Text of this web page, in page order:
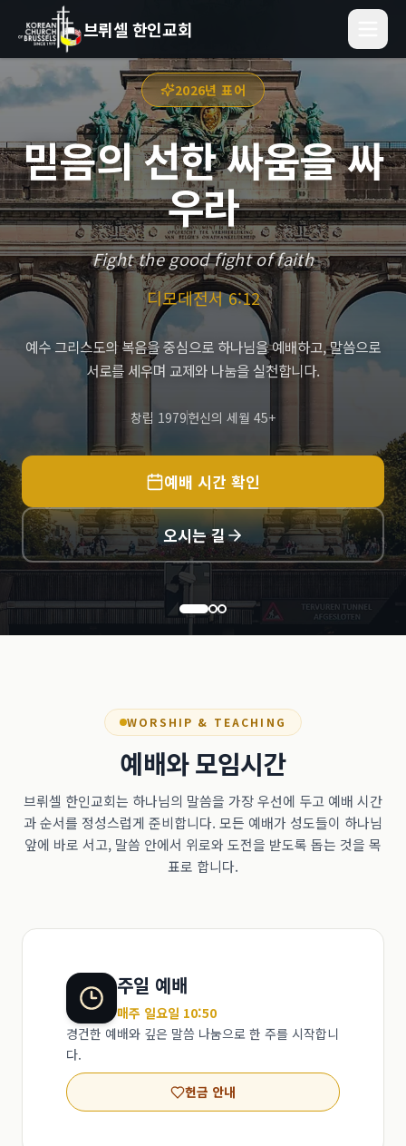
브뤼셀 한인교회
2026년 표어
믿음의 선한 싸움을 싸
우라
Fight the good fight of faith
디모데전서 6:12
예수 그리스도의 복음을 중심으로 하나님을 예배하고, 말씀으로
서로를 세우며 교제와 나눔을 실천합니다.
창립 1979헌신의 세월 45+
예배 시간 확인
오시는 길
WORSHIP & TEACHING
예배와 모임시간
브뤼셀 한인교회는 하나님의 말씀을 가장 우선에 두고 예배 시간
과 순서를 정성스럽게 준비합니다. 모든 예배가 성도들이 하나님
앞에 바로 서고, 말씀 안에서 위로와 도전을 받도록 돕는 것을 목
표로 합니다.
주일 예배
매주 일요일 10:50
경건한 예배와 깊은 말씀 나눔으로 한 주를 시작합니
다.
헌금 안내